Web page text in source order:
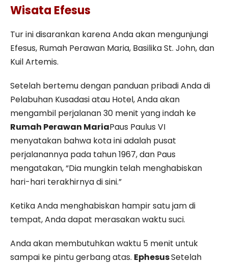
Wisata Efesus
Tur ini disarankan karena Anda akan mengunjungi
Efesus, Rumah Perawan Maria, Basilika St. John, dan
Kuil Artemis.
Setelah bertemu dengan panduan pribadi Anda di
Pelabuhan Kusadasi atau Hotel, Anda akan
mengambil perjalanan 30 menit yang indah ke
Rumah Perawan MariaPaus Paulus VI
menyatakan bahwa kota ini adalah pusat
perjalanannya pada tahun 1967, dan Paus
mengatakan, “Dia mungkin telah menghabiskan
hari-hari terakhirnya di sini.”
Ketika Anda menghabiskan hampir satu jam di
tempat, Anda dapat merasakan waktu suci.
Anda akan membutuhkan waktu 5 menit untuk
sampai ke pintu gerbang atas. EphesusSetelah